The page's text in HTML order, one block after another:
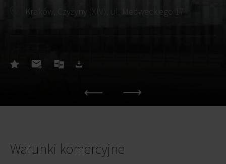
Kraków, Czyżyny (XIV), ul. Medweckiego 17
Warunki komercyjne